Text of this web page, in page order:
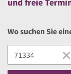
undfreie
Wo suchen Sie